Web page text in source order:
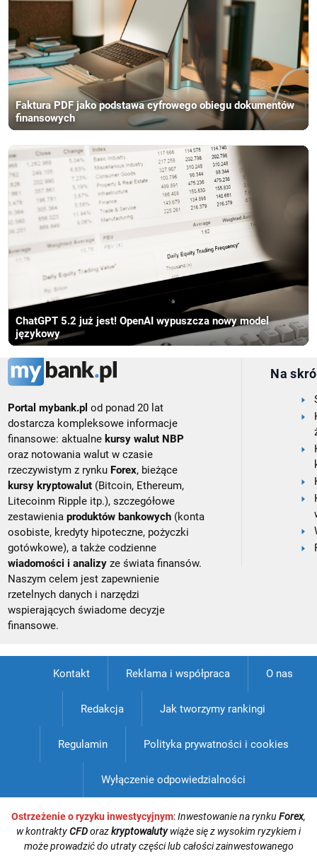
Faktura PDF jako podstawa cyfrowego obiegu dokumentów
finansowych
ChatGPT 5.2 już jest! OpenAI wypuszcza nowy model
językowy
Portal mybank.pl od ponad 20 lat
dostarcza kompleksowe informacje
finansowe: aktualne kursy walut NBP
oraz notowania walut w czasie
rzeczywistym z rynku Forex, bieżące
kursy kryptowalut (Bitcoin, Ethereum,
Litecoinm Ripple itp.), szczegółowe
zestawieniaproduktów bankowych (konta
osobiste, kredyty hipoteczne, pożyczki
gotówkowe), a także codzienne
wiadomości i analizy ze świata finansów.
Naszym celem jest zapewnienie
rzetelnych danych i narzędzi
wspierających świadome decyzje
finansowe.
Na
Kontakt Reklama i współpraca O nas
Redakcja Jak tworzymy rankingi
Regulamin Polityka prywatności i cookies
Wyłączenie odpowiedzialności
Ostrzeżenie o ryzyku inwestycyjnym:Inwestowanie na rynkuForex,
w kontraktyCFDorazkryptowalutywiąże się z wysokim ryzykiem i
może prowadzić do utraty części lub całości zainwestowanego